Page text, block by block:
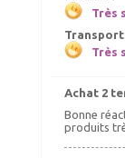
Très
Transport
Très
Achat 2
Bonne
produits